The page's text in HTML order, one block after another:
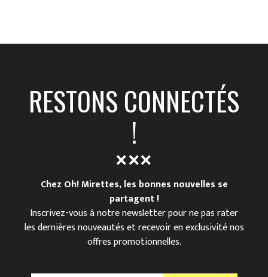
RESTONS CONNECTÉS
!
Chez Oh! Mirettes, les bonnes nouvelles se
partagent !
Inscrivez-vous à notre newsletter pour ne pas rater
les dernières nouveautés et recevoir en exclusivité nos
offres promotionnelles.